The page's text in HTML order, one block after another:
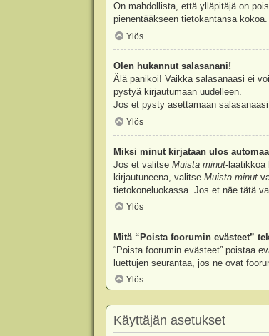
On mahdollista, että ylläpitäjä on
pienentääkseen tietokantansa
Ylös
Olen hukannut salasanani!
Älä panikoi! Vaikka salasanaasi ei
pystyä kirjautumaan uudelleen.
Jos et pysty asettamaan
Ylös
Miksi minut kirjataan ulos
Jos et valitse Muista minut-laatikkoa
kirjautuneena, valitse Muista minut-
tietokoneluokassa. Jos et näe tätä
Ylös
Mitä “Poista foorumin evästeet”
“Poista foorumin evästeet” poistaa
luettujen seurantaa, jos ne ovat
Ylös
Käyttäjän asetukset